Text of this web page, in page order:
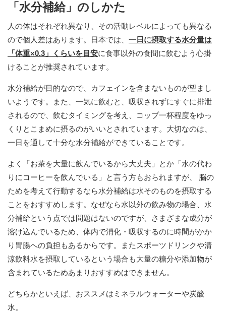
「水分補給」のしかた
人の体はそれぞれ異なり、その活動レベルによっても異なる
ので個人差はあります。日本では、 一日に摂取する水分量は
「体重×0.3」くらいを目安に食事以外の食間に飲むよう心掛
けることが推奨されています。
水分補給が目的なので、カフェインを含まないものが望まし
いようです。また、一気に飲むと、吸収されずにすぐに排泄
されるので、飲むタイミングを考え、コップ一杯程度をゆっ
くりとこまめに摂るのがいいとされています。大切なのは、
一日を通して十分な水分補給ができていることです。
よく「お茶を大量に飲んでいるから大丈夫」とか「水の代わ
りにコーヒーを飲んでいる」と言う方もおられますが、 脳の
ためを考えて行動するなら水分補給は水そのものを摂取する
ことをおすすめします。なぜなら水以外の飲み物の場合、水
分補給という点では問題はないのですが、さまざまな成分が
溶け込んでいるため、体内で消化・吸収するのに時間がかか
り胃腸への負担もあるからです。またスポーツドリンクや清
涼飲料水を摂取しているという場合も大量の糖分や添加物が
含まれているためあまりおすすめはできません。
どちらかといえば、おススメはミネラルウォーターや炭酸
水。